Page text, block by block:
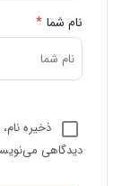
نام شما *
ذخیره
دیدگاهی